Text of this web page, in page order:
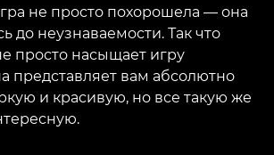
не просто похорошела — она
до неузнаваемости. Так что
просто насыщает игру
представляет вам абсолютно
и красивую, но все такую же